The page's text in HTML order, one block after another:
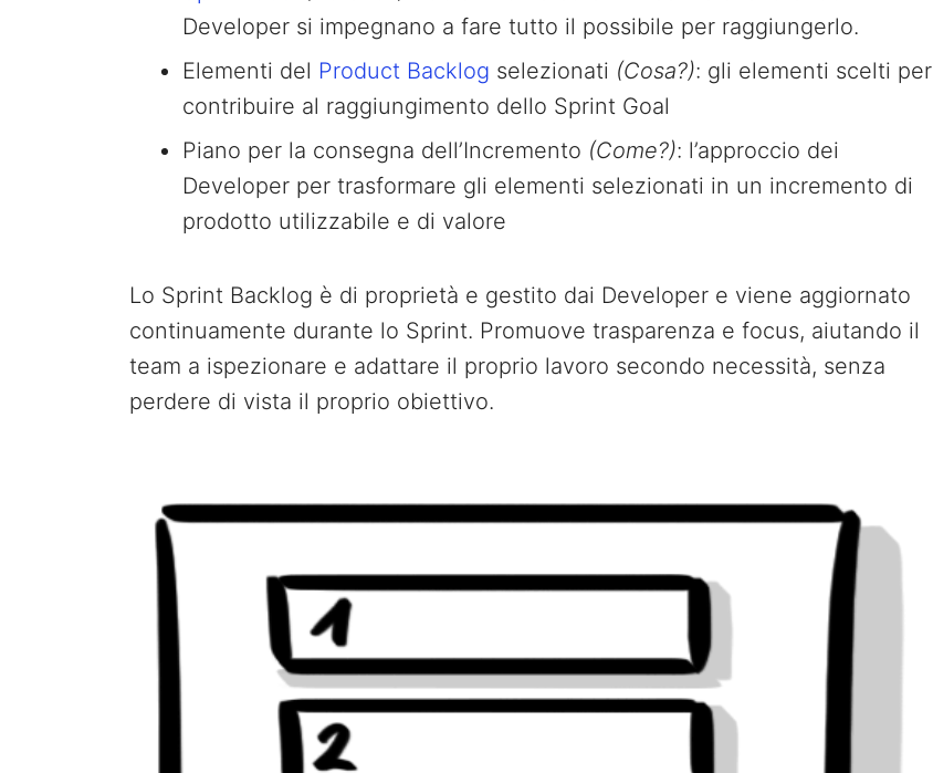
Developer si impegnano a fare tutto il possibile per raggiungerlo.
Elementi del Product Backlog selezionati (Cosa?): gli elementi scelti per
contribuire al raggiungimento dello Sprint Goal
Piano per la consegna dell’Incremento (Come?): l’approccio dei
Developer per trasformare gli elementi selezionati in un incremento di
prodotto utilizzabile e di valore
Lo Sprint Backlog è di proprietà e gestito dai Developer e viene aggiornato
continuamente durante lo Sprint. Promuove trasparenza e focus, aiutando il
team a ispezionare e adattare il proprio lavoro secondo necessità, senza
perdere di vista il proprio obiettivo.